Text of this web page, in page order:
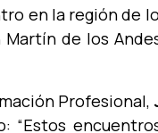
en la región de
de los
Profesional,
“Estos